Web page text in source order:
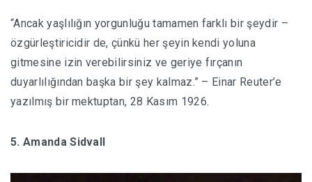
“Ancak yaşlılığın yorgunluğu tamamen farklı bir şeydir –
özgürleştiricidir de, çünkü her şeyin kendi yoluna
gitmesine izin verebilirsiniz ve geriye fırçanın
duyarlılığından başka bir şey kalmaz.” – Einar Reuter’e
yazılmış bir mektuptan, 28 Kasım 1926.
5. Amanda Sidvall